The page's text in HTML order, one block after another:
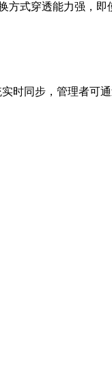
式穿透能力强，即
时同步，管理者可